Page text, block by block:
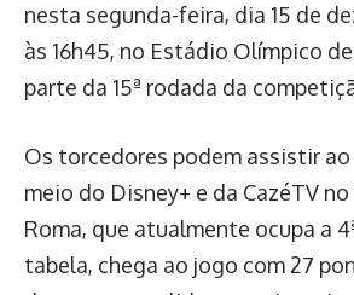
nesta segunda-feira, dia 15 de
às 16h45, no Estádio Olímpico
parte da 15ª rodada da
Os torcedores podem assistir
meio do Disney+ e da CazéTV no
Roma, que atualmente ocupa a
tabela, chega ao jogo com 27